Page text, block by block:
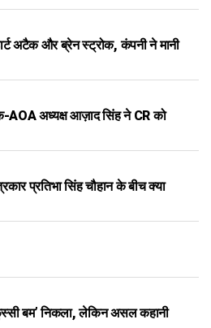
अटैक और ब्रेन स्ट्रोक, कंपनी ने मानी
AOA अध्यक्ष आज़ाद सिंह ने CR को
प्रतिभा सिंह चौहान के बीच क्या
बम’ निकला, लेकिन असल कहानी